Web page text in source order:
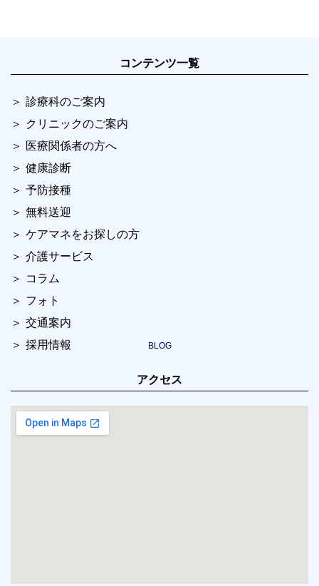
コンテンツ一覧
診療科のご案内
クリニックのご案内
医療関係者の方へ
健康診断
予防接種
無料送迎
ケアマネをお探しの方
介護サービス
コラム
フォト
交通案内
採用情報
アクセス